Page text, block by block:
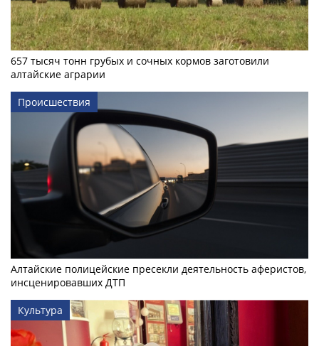
657 тысяч тонн грубых и сочных кормов заготовили
алтайские аграрии
Происшествия
Алтайские полицейские пресекли деятельность аферистов,
инсценировавших ДТП
Культура